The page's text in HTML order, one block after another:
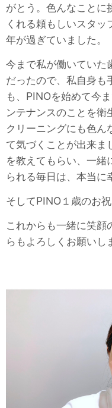
がとう。色んなことに
くれる頼もしいスタッ
年が過ぎていました。
今まで私が働いていた
だったので、私自身も
も、PINOを始めて今
ンテナンスのことを衛
クリーニングにも色ん
て気づくことが出来ま
を教えてもらい、一緒
られる毎日は、本当に
そしてPINO１歳のお
これからも一緒に笑顔
らもよろしくお願い